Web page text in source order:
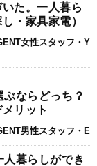
いた。一人暮ら
・家具家電）
女性スタッフ・Y
ならどっち？
リット
男性スタッフ・E
暮らしができ